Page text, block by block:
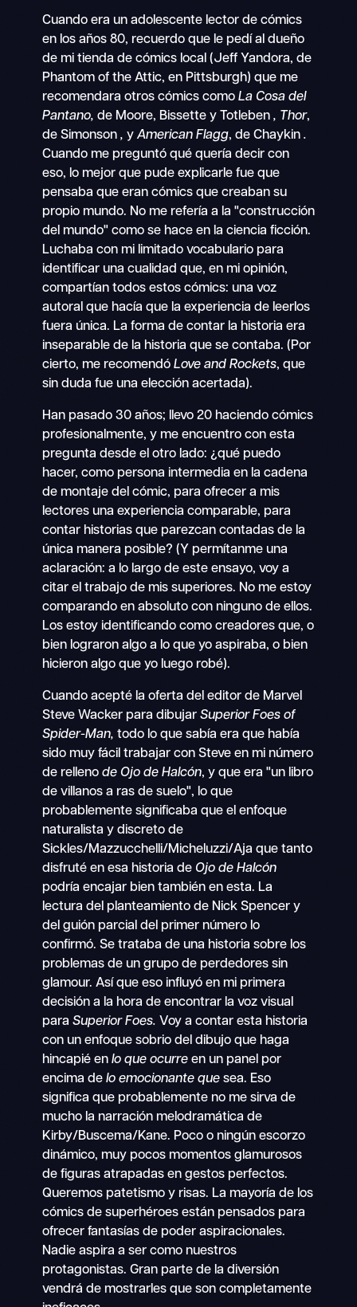
Cuando era un adolescente lector de cómics
en los años 80, recuerdo que le pedí al dueño
de mi tienda de cómics local (Jeff Yandora, de
Phantom of the Attic, en Pittsburgh) que me
recomendara otros cómics como La Cosa del
Pantano, de Moore, Bissette y Totleben , Thor,
de Simonson , yAmerican Flagg, de Chaykin .
Cuando me preguntó qué quería decir con
eso, lo mejor que pude explicarle fue que
pensaba que eran cómics que creaban su
propio mundo. No me refería a la "construcción
del mundo" como se hace en la ciencia ficción.
Luchaba con mi limitado vocabulario para
identificar una cualidad que, en mi opinión,
compartían todos estos cómics: una voz
autoral que hacía que la experiencia de leerlos
fuera única. La forma de contar la historia era
inseparable de la historia que se contaba. (Por
cierto, me recomendó Love and Rockets, que
sin duda fue una elección acertada).
Han pasado 30 años; llevo 20 haciendo cómics
profesionalmente, y me encuentro con esta
pregunta desde el otro lado: ¿qué puedo
hacer, como persona intermedia en la cadena
de montaje del cómic, para ofrecer a mis
lectores una experiencia comparable, para
contar historias que parezcan contadas de la
única manera posible? (Y permítanme una
aclaración: a lo largo de este ensayo, voy a
citar el trabajo de mis superiores. No me estoy
comparando en absoluto con ninguno de ellos.
Los estoy identificando como creadores que, o
bien lograron algo a lo que yo aspiraba, o bien
hicieron algo que yo luego robé).
Cuando acepté la oferta del editor de Marvel
Steve Wacker para dibujar Superior Foes of
Spider-Man, todo lo que sabía era que había
sido muy fácil trabajar con Steve en mi número
de relleno de Ojo de Halcón, y que era "un libro
de villanos a ras de suelo", lo que
probablemente significaba que el enfoque
naturalista y discreto de
Sickles/Mazzucchelli/Micheluzzi/Aja que tanto
disfruté en esa historia de Ojo de Halcón
podría encajar bien también en esta. La
lectura del planteamiento de Nick Spencer y
del guión parcial del primer número lo
confirmó. Se trataba de una historia sobre los
problemas de un grupo de perdedores sin
glamour. Así que eso influyó en mi primera
decisión a la hora de encontrar la voz visual
para Superior Foes. Voy a contar esta historia
con un enfoque sobrio del dibujo que haga
hincapié en lo que ocurreen un panel por
encima de lo emocionante quesea. Eso
significa que probablemente no me sirva de
mucho la narración melodramática de
Kirby/Buscema/Kane. Poco o ningún escorzo
dinámico, muy pocos momentos glamurosos
de figuras atrapadas en gestos perfectos.
Queremos patetismo y risas. La mayoría de los
cómics de superhéroes están pensados para
ofrecer fantasías de poder aspiracionales.
Nadie aspira a ser como nuestros
protagonistas. Gran parte de la diversión
vendrá de mostrarles que son completamente